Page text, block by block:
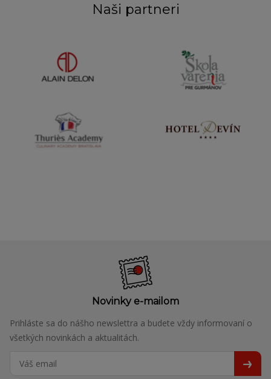
Naši partneri
Novinky e-mailom
Prihláste sa do nášho newslettra a budete vždy informovaní o
všetkých novinkách a aktualitách.